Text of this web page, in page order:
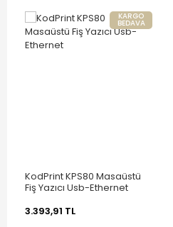
KARGO
BEDAVA
KodPrint KPS80 Masaüstü
Fiş Yazıcı Usb-Ethernet
3.393,91 TL